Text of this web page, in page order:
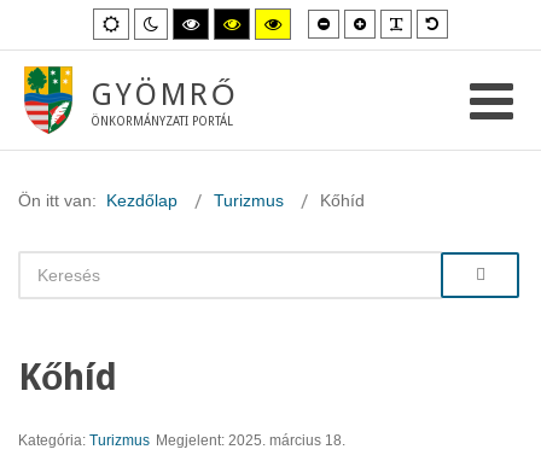
Alapértelmezett
mód
Éjszakai
mód
Magas
kontraszt
fekete-
mód.
Magas
kontraszt
fekete-
Magas
kontraszt
sárga-
Kisebb
betűméret
Nagyobb
betűméret
GYÖMRŐ
ÖNKORMÁNYZATI PORTÁL
Ön itt van: Kezdőlap Turizmus Kőhíd
Kőhíd
Kategória: Turizmus Megjelent: 2025. március 18.